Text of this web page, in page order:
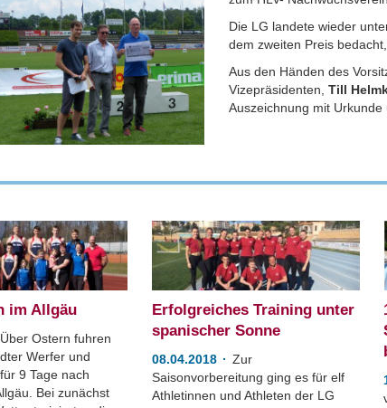
Die LG landete wieder
dem zweiten Preis
Aus den Händen des
Vizepräsidenten,Till
Auszeichnung mit
im Allgäu
Über Ostern fuhren
Werfer und
9 Tage nach
Bei zunächst
Erfolgreiches Training unter
spanischer Sonne
08.04.2018
Zur
Saisonvorbereitung ging es für elf
Athletinnen und Athleten der LG